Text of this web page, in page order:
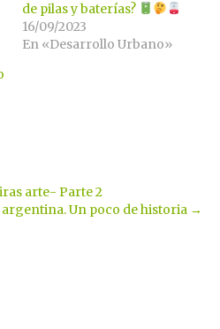
de pilas y baterías?
16/09/2023
En «Desarrollo Urbano»
arte- Parte 2
Un poco de historia →